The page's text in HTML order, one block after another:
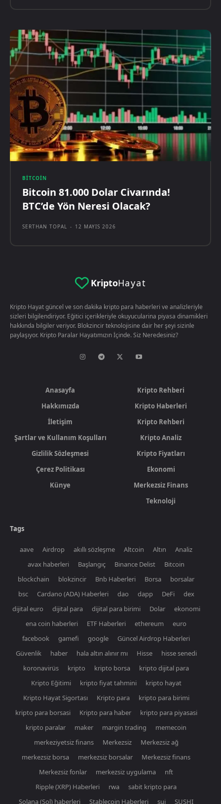
BITCOIN
Bitcoin 81.000 Dolar Civarında!
BTC’de Yön Neresi Olacak?
SERTHAN TOPAL - 12 MAYIS 2026
KriptoHayat
Kripto Hayat güncel ve son dakika kripto para haberleri ve analizleriyle
sizleri bilgilendiriyor. Eğitici içerikleriyle okuyucularina piyasa dinamikleri
hakkında bilgiler veriyor. Blokzincir teknolojisine dair her şeyi sizinle
paylaşıyor. Kripto Paralar Hayatımızın İçinde. Siz Neredesiniz?
Anasayfa
Hakkımızda
İletişim
Şartlar ve Kullanım Koşulları
Gizlilik Sözleşmesi
Çerez Politikası
Künye
Kripto Rehberi
Kripto Haberleri
Kripto Rehberi
Kripto Analiz
Kripto Fiyatları
Ekonomi
Merkezsiz Finans
Teknoloji
Tags
aave Airdrop akıllı sözleşme Altcoin Altın
Analiz
avax haberleri
Başlangıç Binance Delist
Bitcoin
blockchain
blokzincir Bnb Haberleri Borsa
borsalar
bsc
Cardano (ADA) Haberleri dao dapp DeFi
dex
dijital euro
dijital para dijital para birimi Dolar
ekonomi
ena coin haberleri
ETF Haberleri ethereum
euro
facebook
gamefi google
Güncel Airdrop Haberleri
Güvenlik
haber hala altın alınır mı Hisse
hisse senedi
koronavirüs
kripto kripto borsa
kripto dijital para
Kripto Eğitimi
kripto fiyat tahmini
kripto hayat
Kripto Hayat Sigortası
Kripto para
kripto para birimi
kripto para borsasi
Kripto para haber
kripto para piyasasi
kripto paralar
maker margin trading
memecoin
merkeziyetsiz finans
Merkezsiz
Merkezsiz ağ
merkezsiz borsa
merkezsiz borsalar
Merkezsiz finans
Merkezsiz fonlar
merkezsiz uygulama
nft
Ripple (XRP) Haberleri
rwa
sabit kripto para
Solana (Sol) haberleri
Stablecoin Haberleri sui SUSHI